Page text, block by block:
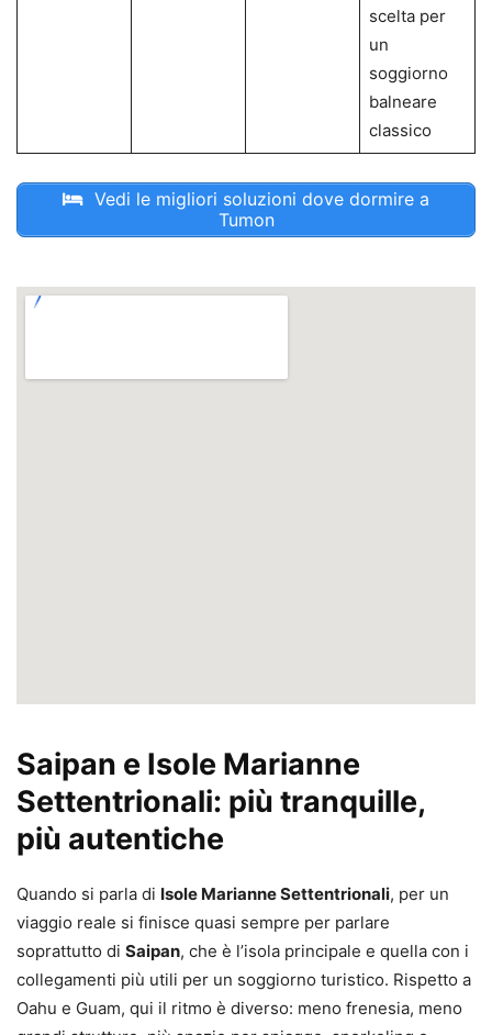
scelta per
un
soggiorno
balneare
classico
Vedi le migliori soluzioni dove dormire a
Tumon
Saipan e Isole Marianne
Settentrionali: più tranquille,
più autentiche
Quando si parla di Isole Marianne Settentrionali, per un
viaggio reale si finisce quasi sempre per parlare
soprattutto di Saipan, che è l’isola principale e quella con i
collegamenti più utili per un soggiorno turistico. Rispetto a
Oahu e Guam, qui il ritmo è diverso: meno frenesia, meno